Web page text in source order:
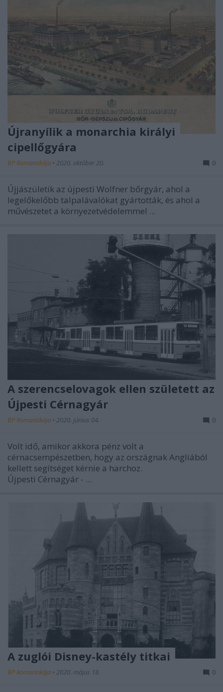
Újranyílik a monarchia királyi
cipellőgyára
BP Romantikája • 2020. október 20. 0
Újjászületik az újpesti Wolfner bőrgyár, ahol a
legelőkelőbb talpalávalókat gyártották, és ahol a
művészetet a környezetvédelemmel ...
A szerencselovagok ellen született az
Újpesti Cérnagyár
BP Romantikája • 2020. június 04. 0
Volt idő, amikor akkora pénz volt a
cérnacsempészetben, hogy az országnak Angliából
kellett segítséget kérnie a harchoz.
Újpesti Cérnagyár - ...
A zuglói Disney-kastély titkai
BP Romantikája • 2020. május 18. 0